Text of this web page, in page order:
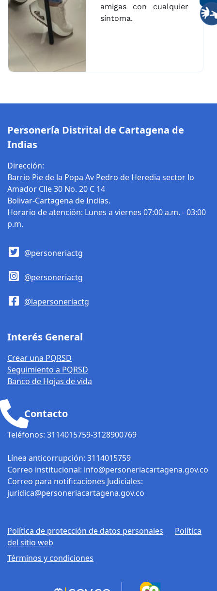
amigas con cualquier
síntoma.
Personería Distrital de Cartagena de
Indias
Dirección:
Barrio Pie de la Popa Av Pedro de Heredia sector lo
Amador Clle 30 No. 20 C 14
Bolivar-Cartagena de Indias.
Horario de atención: Lunes a viernes 07:00 a.m. - 03:00
p.m.
@personeriactg
@personeriactg
@lapersoneriactg
Interés General
Crear una PQRSD
Seguimiento a PQRSD
Banco de Hojas de vida
Contacto
Teléfonos: 3114015759-3128900769
Línea anticorrupción: 3114015759
Correo institucional: info@personeriacartagena.gov.co
Correo para notificaciones Judiciales:
juridica@personeriacartagena.gov.co
Política de protección de datos personales
Política
del sitio web
Términos y condiciones